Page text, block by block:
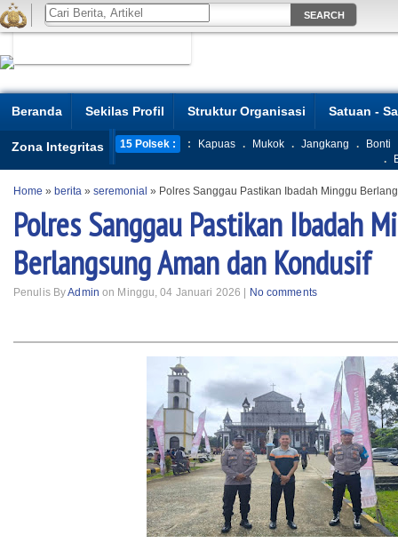
Beranda Sekilas Profil Struktur Organisasi Satuan -
Zona Integritas 15 Polsek : : Kapuas . Mukok . Jangkang .
Bonti
.
Home » berita » seremonial » Polres Sanggau Pastikan Ibadah Minggu
Polres Sanggau Pastikan Ibadah
Berlangsung Aman dan Kondusif
Penulis ByAdmin on Minggu, 04 Januari 2026 | No comments